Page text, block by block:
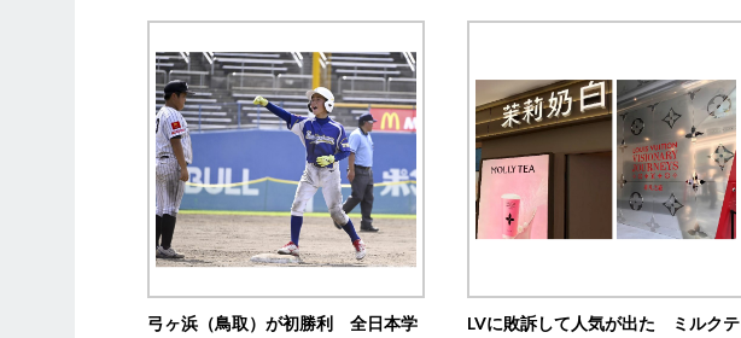
弓ヶ浜（鳥取）が初勝利 全日本学
LVに敗訴して人気が出た ミルクテ